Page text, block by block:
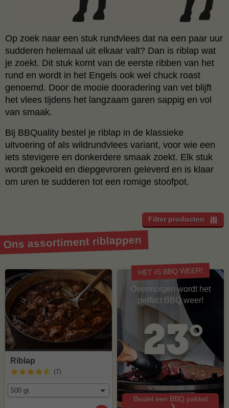
Op zoek naar een stuk rundvlees dat na een paar uur
sudderen helemaal uit elkaar valt? Dan is riblap wat
je zoekt. Dit stuk komt van de eerste ribben van het
rund en wordt in het Engels ook wel chuck roast
genoemd. Door de mooie dooradering van vet blijft
het vlees tijdens het langzaam garen sappig en vol
van smaak.
Bij BBQuality bestel je riblap in de klassieke
uitvoering of als wildrundvlees variant, voor wie een
iets stevigere en donkerdere smaak zoekt. Elk stuk
wordt gekoeld en diepgevroren geleverd en is klaar
om uren te sudderen tot een romige stoofpot.
Filter producten
Ons assortiment riblappen
Riblap
(7)
HET IS BBQ WEER!
Overmorgen wordt het
perfect BBQ weer!
23°
Bestel een BBQ pakket